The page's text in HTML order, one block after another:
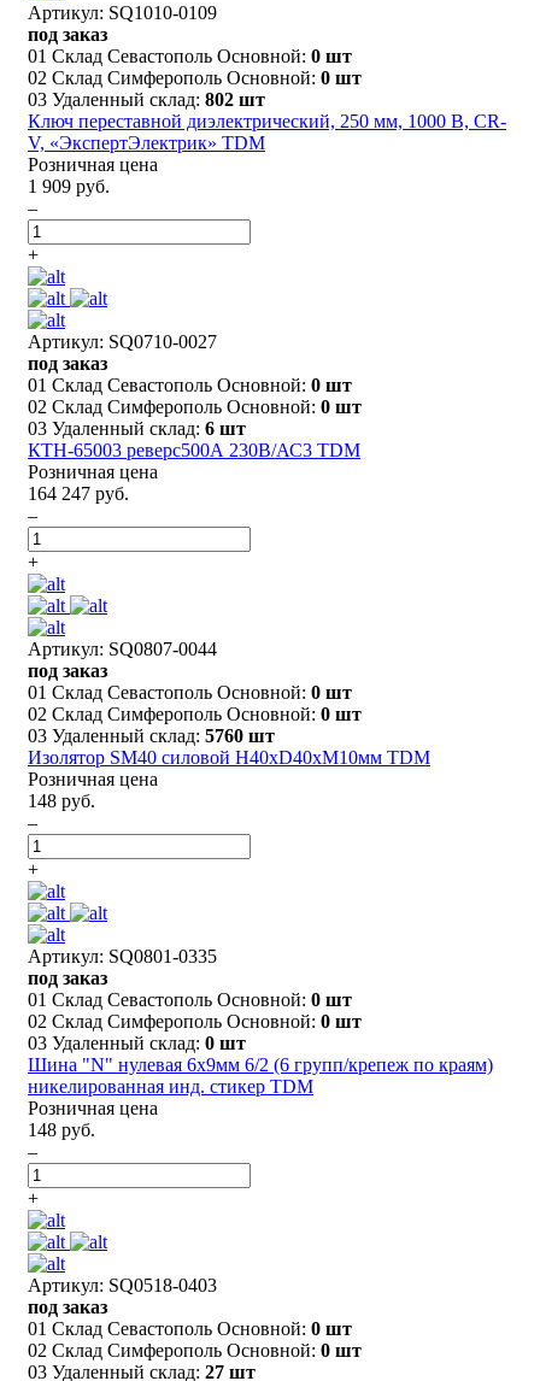
Артикул: SQ1010-0109
под заказ
01 Склад Севастополь Основной: 0 шт
02 Склад Симферополь Основной: 0 шт
03 Удаленный склад: 802 шт
Ключ переставной диэлектрический, 250 мм, 1000 В, CR-
V, «ЭкспертЭлектрик» TDM
Розничная цена
1 909 руб.
–
+
Артикул: SQ0710-0027
под заказ
01 Склад Севастополь Основной: 0 шт
02 Склад Симферополь Основной: 0 шт
03 Удаленный склад: 6 шт
КТН-65003 реверс500А 230В/АС3 TDM
Розничная цена
164 247 руб.
–
+
Артикул: SQ0807-0044
под заказ
01 Склад Севастополь Основной: 0 шт
02 Склад Симферополь Основной: 0 шт
03 Удаленный склад: 5760 шт
Изолятор SM40 силовой Н40хD40хМ10мм TDM
Розничная цена
148 руб.
–
+
Артикул: SQ0801-0335
под заказ
01 Склад Севастополь Основной: 0 шт
02 Склад Симферополь Основной: 0 шт
03 Удаленный склад: 0 шт
Шина "N" нулевая 6х9мм 6/2 (6 групп/крепеж по краям)
никелированная инд. стикер TDM
Розничная цена
148 руб.
–
+
Артикул: SQ0518-0403
под заказ
01 Склад Севастополь Основной: 0 шт
02 Склад Симферополь Основной: 0 шт
03 Удаленный склад: 27 шт